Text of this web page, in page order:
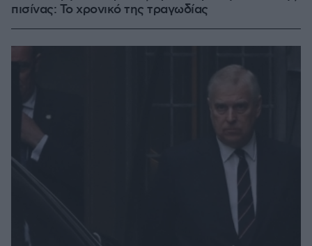
πισίνας: Το χρονικό της τραγωδίας